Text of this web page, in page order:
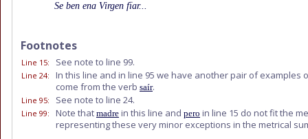
Se ben ena Virgen fïar...
Footnotes
Line 15: See note to line 99.
Line 24:
In this line and in line 95 we have another pair of
come from the verb saír.
Line 95: See note to line 24.
Line 99: Note that madre in this line and pero in line 15 do not fit the
representing these very minor exceptions in the metrical